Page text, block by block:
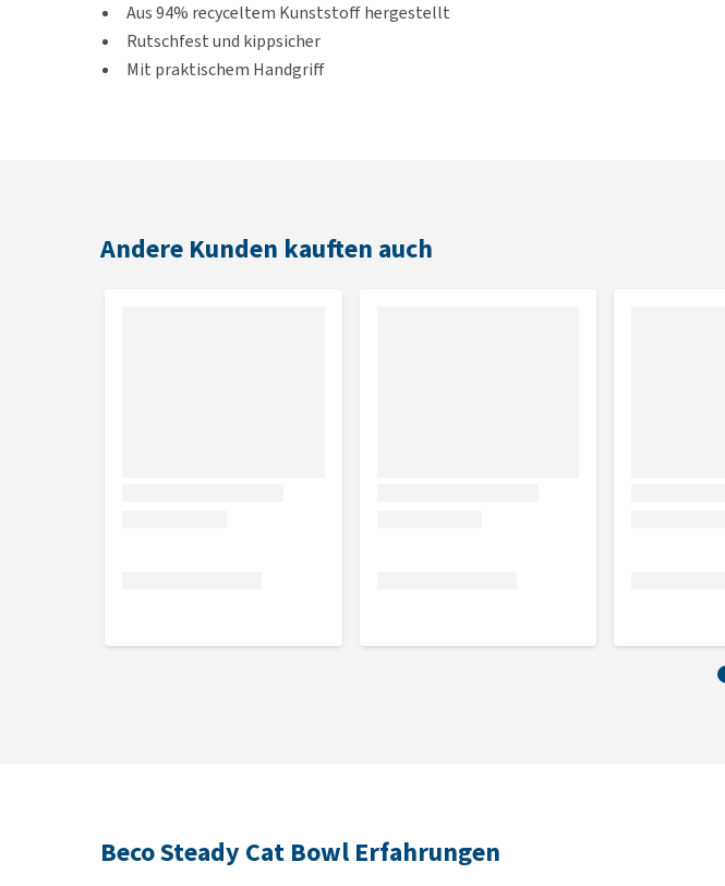
Aus 94% recyceltem Kunststoff hergestellt
Rutschfest und kippsicher
Mit praktischem Handgriff
Rosa, Blau oder Grün
Andere Kunden kauften auch
Beco Steady Cat Bowl Erfahrungen